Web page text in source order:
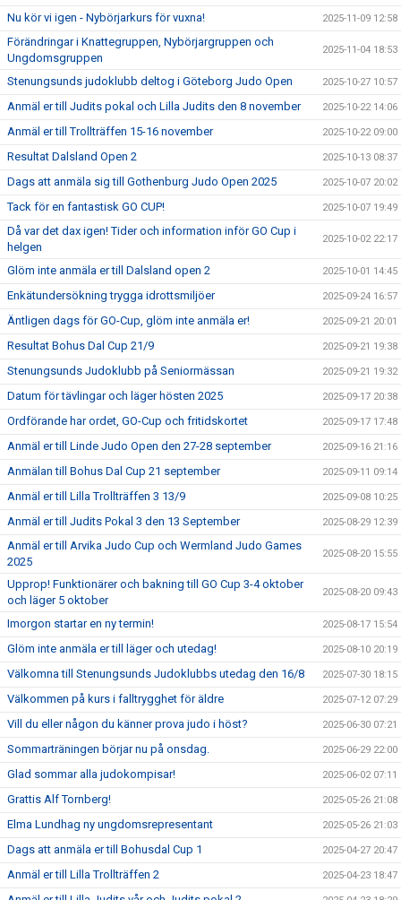
Nu kör vi igen - Nybörjarkurs för vuxna! 2025-11-09 12:58
Förändringar i Knattegruppen, Nybörjargruppen och
Ungdomsgruppen
2025-11-04 18:53
Stenungsunds judoklubb deltog i Göteborg Judo Open 2025-10-27 10:57
Anmäl er till Judits pokal och Lilla Judits den 8 november 2025-10-22 14:06
Anmäl er till Trollträffen 15-16 november 2025-10-22 09:00
Resultat Dalsland Open 2 2025-10-13 08:37
Dags att anmäla sig till Gothenburg Judo Open 2025 2025-10-07 20:02
Tack för en fantastisk GO CUP! 2025-10-07 19:49
Då var det dax igen! Tider och information inför GO Cup i
helgen
2025-10-02 22:17
Glöm inte anmäla er till Dalsland open 2 2025-10-01 14:45
Enkätundersökning trygga idrottsmiljöer 2025-09-24 16:57
Äntligen dags för GO-Cup, glöm inte anmäla er! 2025-09-21 20:01
Resultat Bohus Dal Cup 21/9 2025-09-21 19:38
Stenungsunds Judoklubb på Seniormässan 2025-09-21 19:32
Datum för tävlingar och läger hösten 2025 2025-09-17 20:38
Ordförande har ordet, GO-Cup och fritidskortet 2025-09-17 17:48
Anmäl er till Linde Judo Open den 27-28 september 2025-09-16 21:16
Anmälan till Bohus Dal Cup 21 september 2025-09-11 09:14
Anmäl er till Lilla Trollträffen 3 13/9 2025-09-08 10:25
Anmäl er till Judits Pokal 3 den 13 September 2025-08-29 12:39
Anmäl er till Arvika Judo Cup och Wermland Judo Games
2025
2025-08-20 15:55
Upprop! Funktionärer och bakning till GO Cup 3-4 oktober
och läger 5 oktober
2025-08-20 09:43
Imorgon startar en ny termin! 2025-08-17 15:54
Glöm inte anmäla er till läger och utedag! 2025-08-10 20:19
Välkomna till Stenungsunds Judoklubbs utedag den 16/8 2025-07-30 18:15
Välkommen på kurs i falltrygghet för äldre 2025-07-12 07:29
Vill du eller någon du känner prova judo i höst? 2025-06-30 07:21
Sommarträningen börjar nu på onsdag. 2025-06-29 22:00
Glad sommar alla judokompisar! 2025-06-02 07:11
Grattis Alf Tornberg! 2025-05-26 21:08
Elma Lundhag ny ungdomsrepresentant 2025-05-26 21:03
Dags att anmäla er till Bohusdal Cup 1 2025-04-27 20:47
Anmäl er till Lilla Trollträffen 2 2025-04-23 18:47